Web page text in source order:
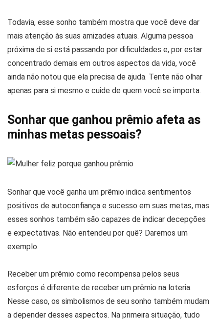
Todavia, esse sonho também mostra que você deve dar
mais atenção às suas amizades atuais. Alguma pessoa
próxima de si está passando por dificuldades e, por estar
concentrado demais em outros aspectos da vida, você
ainda não notou que ela precisa de ajuda. Tente não olhar
apenas para si mesmo e cuide de quem você se importa.
Sonhar que ganhou prêmio afeta as
minhas metas pessoais?
Sonhar que você ganha um prêmio indica sentimentos
positivos de autoconfiança e sucesso em suas metas, mas
esses sonhos também são capazes de indicar decepções
e expectativas. Não entendeu por quê? Daremos um
exemplo.
Receber um prêmio como recompensa pelos seus
esforços é diferente de receber um prêmio na loteria.
Nesse caso, os simbolismos de seu sonho também mudam
a depender desses aspectos. Na primeira situação, tudo